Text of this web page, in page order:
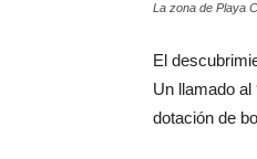
La zona de Playa
El
Un llamado
dotación de